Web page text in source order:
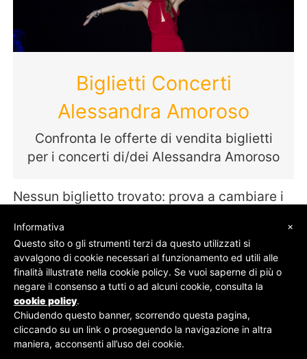
Biglietti Concerti
Alessandra Amoroso
Confronta le offerte di vendita biglietti
per i concerti di/dei Alessandra Amoroso
Nessun biglietto trovato: prova a cambiare i
© SOS Biglietti - P.Iva 09162100961 -Chi Siamo
Contatti-Privacy Policy
×
Informativa
Questo sito o gli strumenti terzi da questo utilizzati si
avvalgono di cookie necessari al funzionamento ed utili alle
finalità illustrate nella cookie policy. Se vuoi saperne di più o
negare il consenso a tutti o ad alcuni cookie, consulta la
cookie policy.
Chiudendo questo banner, scorrendo questa pagina,
cliccando su un link o proseguendo la navigazione in altra
maniera, acconsenti all’uso dei cookie.